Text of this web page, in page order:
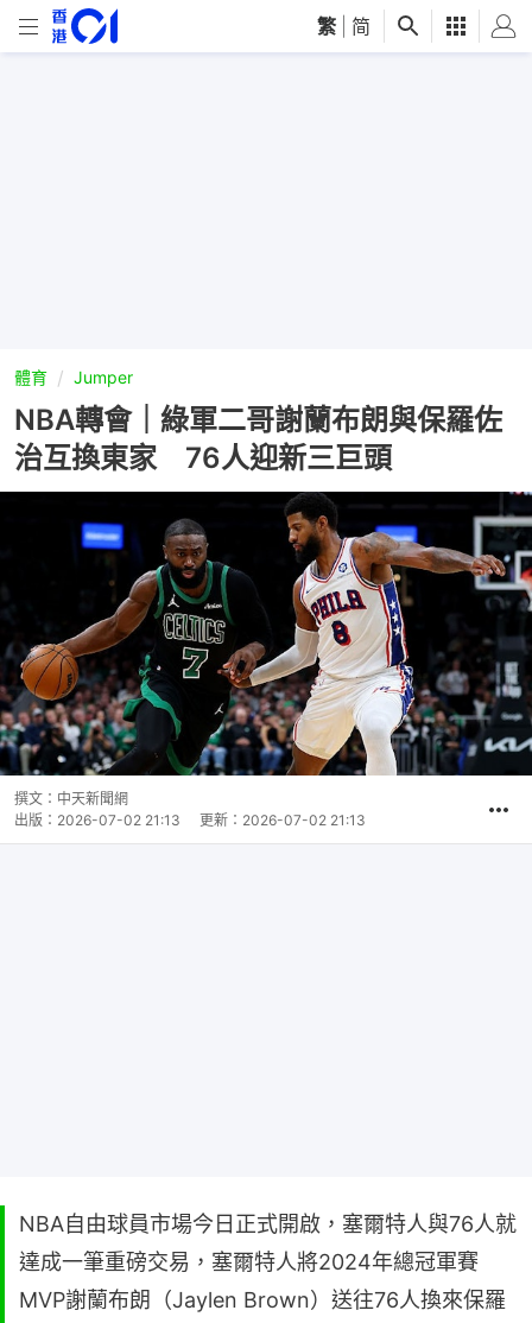
繁 简
體育 Jumper
NBA轉會｜綠軍二哥謝蘭布朗與保羅佐
治互換東家 76人迎新三巨頭
撰文： 中天新聞網
出版： 2026-07-02 21:13 更新： 2026-07-02 21:13
NBA自由球員市場今日正式開啟，塞爾特人與76人就
達成一筆重磅交易，塞爾特人將2024年總冠軍賽
MVP謝蘭布朗（Jaylen Brown）送往76人換來保羅